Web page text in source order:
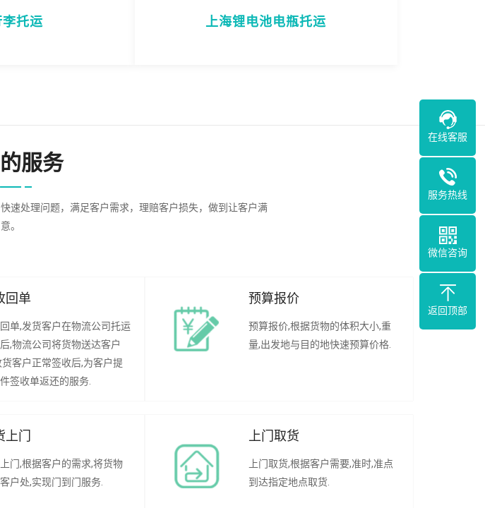
李托运 上海锂电池电瓶托运
服务
速处理问题，满足客户需求，理赔客户损失，做到让客户满
意。
回单
单,发货客户在物流公司托运
,物流公司将货物送达客户
货客户正常签收后,为客户提
签收单返还的服务.
预算报价
预算报价,根据货物的体积大小,重
量,出发地与目的地快速预算价格.
门
门,根据客户的需求,将货物
户处,实现门到门服务.
上门取货
上门取货,根据客户需要,准时,准点
到达指定地点取货.
在线客服
服务热线
微信咨询
返回顶部